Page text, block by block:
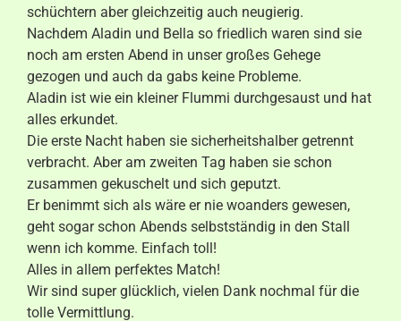
schüchtern aber gleichzeitig auch neugierig.
Nachdem Aladin und Bella so friedlich waren sind sie
noch am ersten Abend in unser großes Gehege
gezogen und auch da gabs keine Probleme.
Aladin ist wie ein kleiner Flummi durchgesaust und hat
alles erkundet.
Die erste Nacht haben sie sicherheitshalber getrennt
verbracht. Aber am zweiten Tag haben sie schon
zusammen gekuschelt und sich geputzt.
Er benimmt sich als wäre er nie woanders gewesen,
geht sogar schon Abends selbstständig in den Stall
wenn ich komme. Einfach toll!
Alles in allem perfektes Match!
Wir sind super glücklich, vielen Dank nochmal für die
tolle Vermittlung.